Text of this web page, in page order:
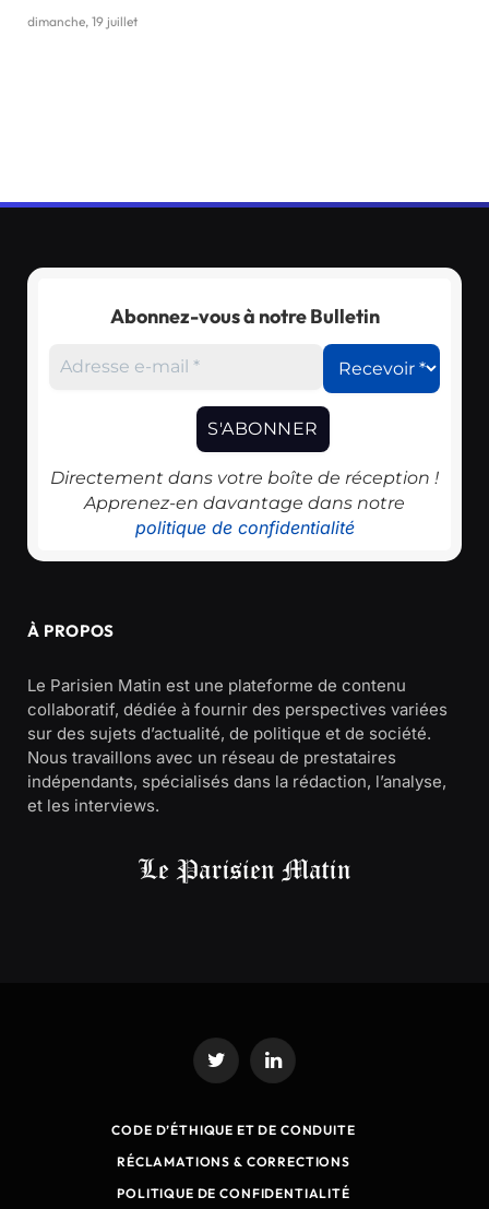
dimanche, 19 juillet
Abonnez-vous à notre Bulletin
Directement dans votre boîte de réception !
Apprenez-en davantage dans notre
politique de confidentialité
À PROPOS
Le Parisien Matin est une plateforme de contenu
collaboratif, dédiée à fournir des perspectives variées
sur des sujets d’actualité, de politique et de société.
Nous travaillons avec un réseau de prestataires
indépendants, spécialisés dans la rédaction, l’analyse,
et les interviews.
Twitter LinkedIn
CODE D’ÉTHIQUE ET DE CONDUITE
RÉCLAMATIONS & CORRECTIONS
POLITIQUE DE CONFIDENTIALITÉ